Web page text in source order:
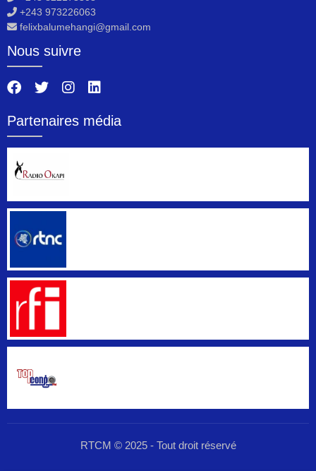
+243 973226063
felixbalumehangi@gmail.com
Nous suivre
Partenaires média
RTCM © 2025 - Tout droit réservé